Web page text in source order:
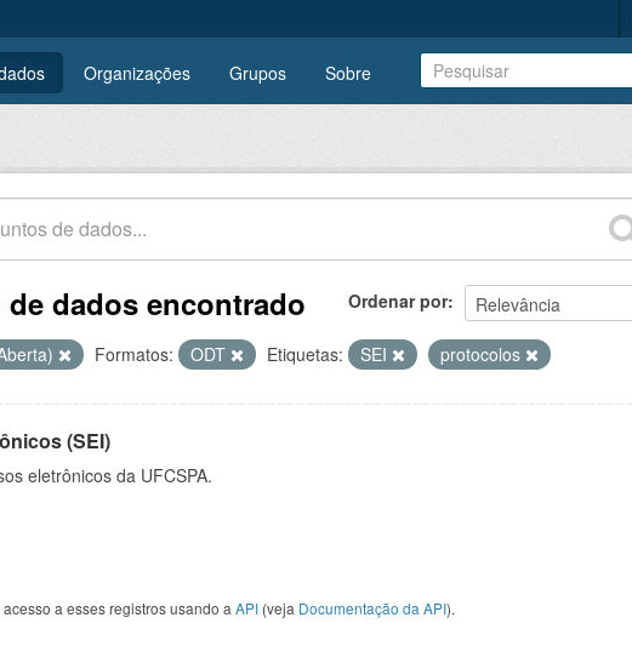
Organizações Grupos Sobre
Ordenar por
dados encontrado
Formatos: ODT Etiquetas: SEI protocolos
(SEI)
eletrônicos da UFCSPA.
a esses registros usando a API (veja Documentação da API).